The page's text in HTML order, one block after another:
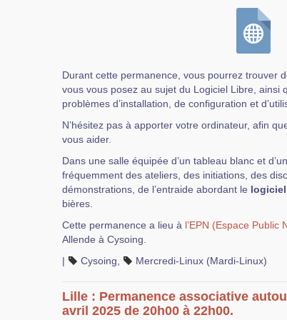
Durant cette permanence, vous pourrez trouver
vous vous posez au sujet du Logiciel Libre, ainsi
problèmes d’installation, de configuration et
N’hésitez pas à apporter votre ordinateur, afin
vous aider.
Dans une salle équipée d’un tableau blanc et
fréquemment des ateliers, des initiations, des
démonstrations, de l’entraide abordant le
bières.
Cette permanence a lieu à l’EPN (Espace Public
Allende à Cysoing.
|
Cysoing Mercredi-Linux (Mardi-Linux)
Lille : Permanence associative
avril 2025 de 20h00 à 22h00.